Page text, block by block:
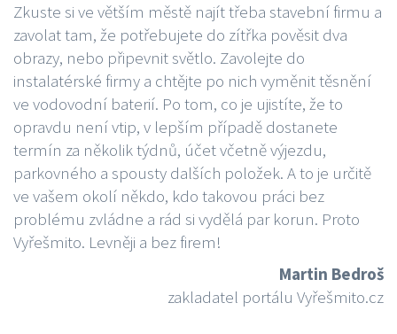
Zkuste si ve větším městě najít třeba stavební firmu a
zavolat tam, že potřebujete do zítřka pověsit dva
obrazy, nebo připevnit světlo. Zavolejte do
instalatérské firmy a chtějte po nich vyměnit těsnění
ve vodovodní baterií. Po tom, co je ujistíte, že to
opravdu není vtip, v lepším případě dostanete
termín za několik týdnů, účet včetně výjezdu,
parkovného a spousty dalších položek. A to je určitě
ve vašem okolí někdo, kdo takovou práci bez
problému zvládne a rád si vydělá par korun. Proto
Vyřešmito. Levněji a bez firem!
Martin Bedroš
zakladatel portálu Vyřešmito.cz